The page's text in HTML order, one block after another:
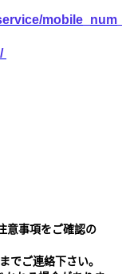
意事項をご確認の
でご連絡下さい。